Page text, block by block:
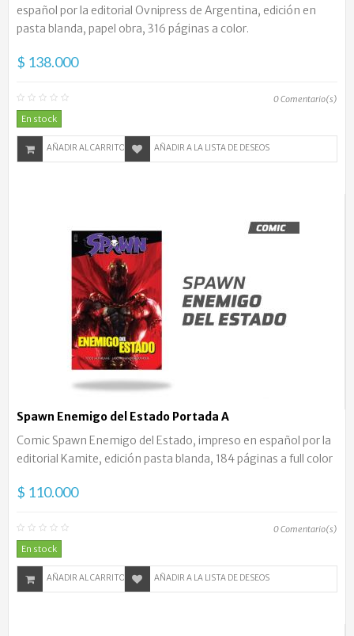
español por la editorial Ovnipress de Argentina, edición en
pasta blanda, papel obra, 316 páginas a color.
$ 138.000
0Comentario(s)
En stock
AÑADIR AL CARRITO AÑADIR A LA LISTA DE DESEOS
Spawn Enemigo del Estado Portada A
Comic Spawn Enemigo del Estado, impreso en español por la
editorial Kamite, edición pasta blanda, 184 páginas a full color
$ 110.000
0Comentario(s)
En stock
AÑADIR AL CARRITO AÑADIR A LA LISTA DE DESEOS